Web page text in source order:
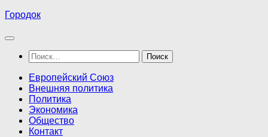
Перейти
содержимому
Городок
Найти:
Европейский Союз
Внешняя политика
Политика
Экономика
Общество
Контакт